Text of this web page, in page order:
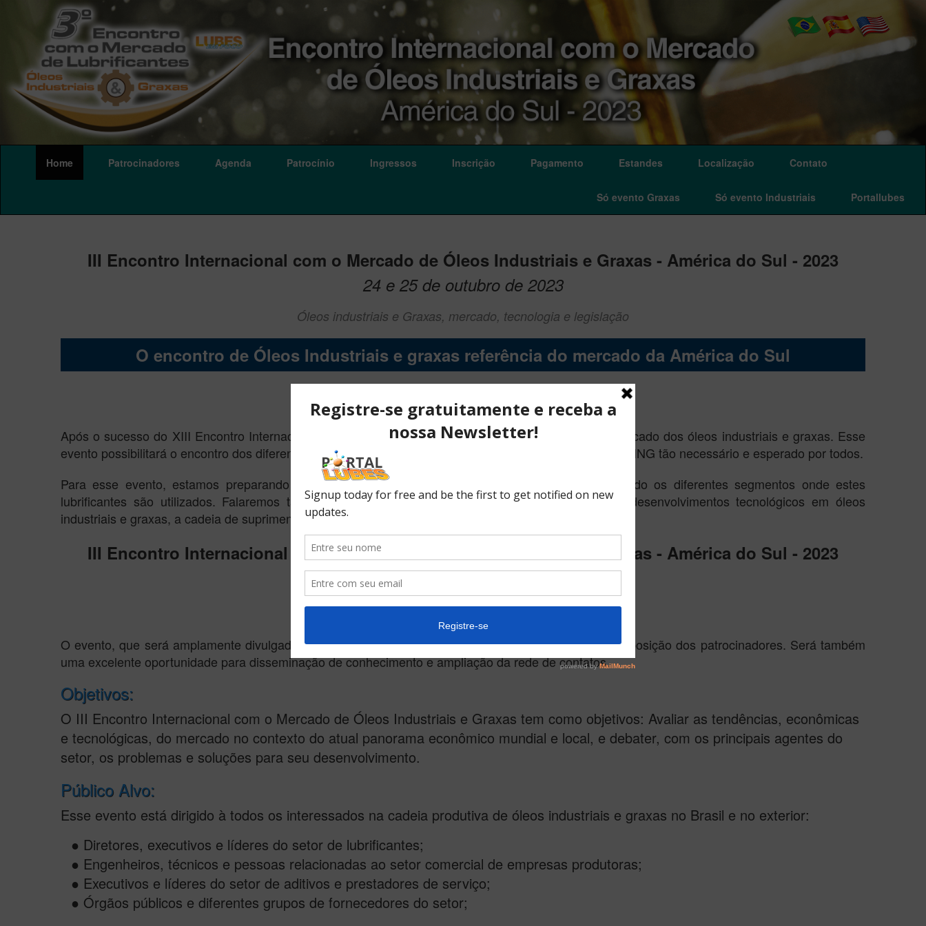
Home Patrocinadores Agenda Patrocínio Ingressos Inscrição Pagamento Estandes Localização Contato
Só evento Graxas Só evento Industriais Portallubes
III Encontro Internacional com o Mercado de Óleos Industriais e Graxas - América do Sul - 2023
24 e 25 de outubro de 2023
Óleos industriais e Graxas, mercado, tecnologia e legislação
O encontro de Óleos Industriais e graxas referência do mercado da América do Sul
Faça sua inscrição
Após o sucesso do XIII Encontro Internacional com o Mercado 2023, chegou a hora de abordar o mercado dos óleos industriais e graxas. Esse
evento possibilitará o encontro dos diferentes atores do mercado facilitando, em definitivo, o NETWORKING tão necessário e esperado por todos.
Para esse evento, estamos preparando uma agenda especial, com uma visão atualizada abordando os diferentes segmentos onde estes
lubrificantes são utilizados. Falaremos também sobre o mercado brasileiro, os mais importantes desenvolvimentos tecnológicos em óleos
industriais e graxas, a cadeia de suprimento e muito mais durante esses dois dias de reunião.
III Encontro Internacional com o Mercado de Óleos Industriais e Graxas - América do Sul - 2023
24 e 25 de outubro de 2023
das 9:00 às 17:00 h. (UTC-3)
Tradução simultânea português-Inglês
O evento, que será amplamente divulgado nacional e internacionalmente, contará com uma ampla exposição dos patrocinadores. Será também
uma excelente oportunidade para disseminação de conhecimento e ampliação da rede de contatos.
Objetivos:
O III Encontro Internacional com o Mercado de Óleos Industriais e Graxas tem como objetivos: Avaliar as tendências, econômicas
e tecnológicas, do mercado no contexto do atual panorama econômico mundial e local, e debater, com os principais agentes do
setor, os problemas e soluções para seu desenvolvimento.
Público Alvo:
Esse evento está dirigido à todos os interessados na cadeia produtiva de óleos industriais e graxas no Brasil e no exterior:
● Diretores, executivos e líderes do setor de lubrificantes;
● Engenheiros, técnicos e pessoas relacionadas ao setor comercial de empresas produtoras;
● Executivos e líderes do setor de aditivos e prestadores de serviço;
● Órgãos públicos e diferentes grupos de fornecedores do setor;